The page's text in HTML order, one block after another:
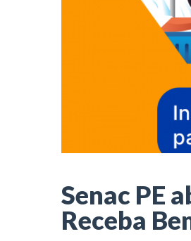
Senac PE
Receba